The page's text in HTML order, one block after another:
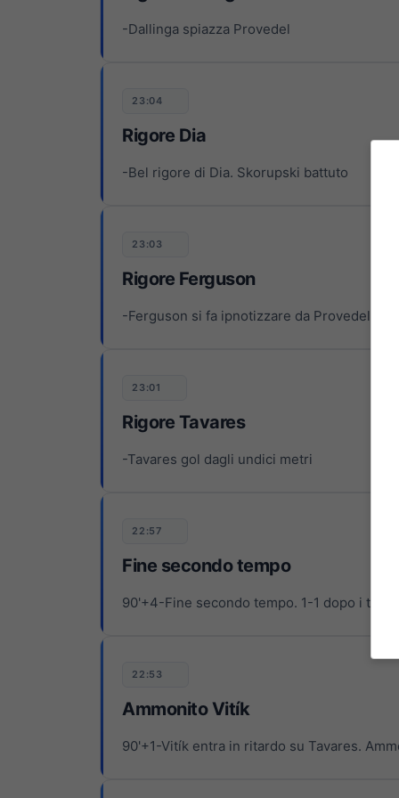
-Dallinga spiazza Provedel
23:04
Rigore Dia
-Bel rigore di Dia. Skorupski battuto
23:03
Rigore Ferguson
-Ferguson si fa ipnotizzare da Provedel
23:01
Rigore Tavares
-Tavares gol dagli undici metri
22:57
Fine secondo tempo
90'+4-Fine secondo tempo. 1-1 dopo i
22:53
Ammonito Vitík
90'+1-Vitík entra in ritardo su Tavares.